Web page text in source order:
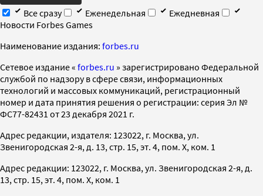
Все сразу
Еженедельная
Ежедневная
Новости Forbes Games
Наименование издания: forbes.ru
Cетевое издание « forbes.ru » зарегистрировано Федеральной
службой по надзору в сфере связи, информационных
технологий и массовых коммуникаций, регистрационный
номер и дата принятия решения о регистрации: серия Эл №
ФС77-82431 от 23 декабря 2021 г.
Адрес редакции, издателя: 123022, г. Москва, ул.
Звенигородская 2-я, д. 13, стр. 15, эт. 4, пом. X, ком. 1
Адрес редакции: 123022, г. Москва, ул. Звенигородская 2-я, д.
13, стр. 15, эт. 4, пом. X, ком. 1